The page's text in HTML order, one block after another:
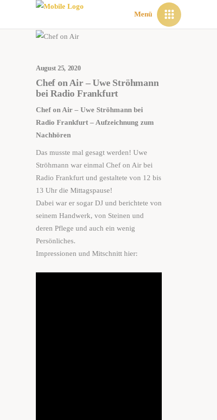
Menü
August 25, 2020
Chef on Air – Uwe Ströhmann
bei Radio Frankfurt
Chef on Air – Uwe Ströhmann bei
Radio Frankfurt – Aufzeichnung zum
Nachhören
Das musste mal gesagt werden! Uwe
Ströhmann war einmal Chef on Air bei
Radio Frankfurt und gestaltete von 12 bis
13 Uhr die Mittagspause!
Dabei war er sogar DJ und berichtete von
seinem Handwerk, von Steinen und
deren Pflege und auch ein wenig
Persönliches.
Impressionen und Mitschnitt hier: